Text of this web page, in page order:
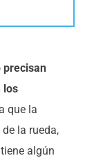
precisan
los
que la
la rueda,
algún